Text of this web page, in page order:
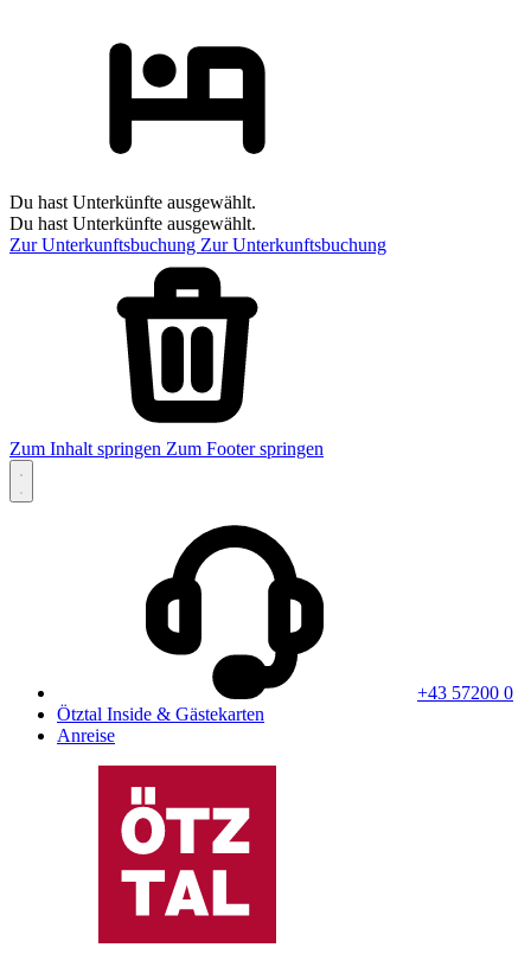
Du hast Unterkünfte ausgewählt.
Du hast Unterkünfte ausgewählt.
Zur Unterkunftsbuchung Zur Unterkunftsbuchung
Zum Inhalt springen Zum Footer springen
+43 57200 0
Ötztal Inside & Gästekarten
Anreise